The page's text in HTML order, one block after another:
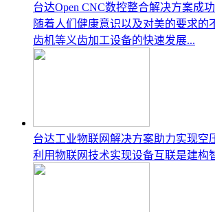
台达Open CNC数控整合解决方案成
随着人们健康意识以及对美的要求
齿机等义齿加工设备的快速发展...
台达工业物联网解决方案助力实现空
利用物联网技术实现设备互联是建构